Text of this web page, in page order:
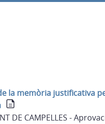
de la memòria justificativa
DE CAMPELLES -